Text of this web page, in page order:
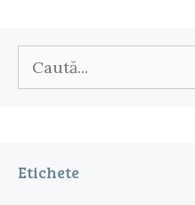
după:
Etichete